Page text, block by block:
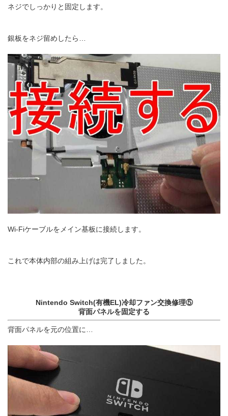
ネジでしっかりと固定します。
銀板をネジ留めしたら…
Wi-Fiケーブルをメイン基板に接続します。
これで本体内部の組み上げは完了しました。
Nintendo Switch(有機EL)冷却ファン交換修理⑤
背面パネルを固定する
背面パネルを元の位置に…